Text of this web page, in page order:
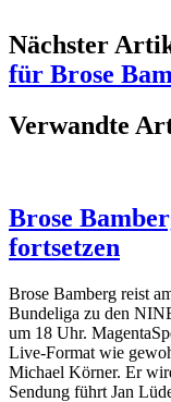
Nächster
für Brose
Verwandte
Brose
fortsetzen
Brose Bamberg reist
Bundeliga zu den
um 18 Uhr.
Live-Format wie
Michael Körner. Er
Sendung führt Jan